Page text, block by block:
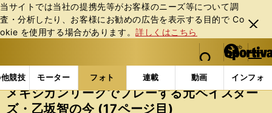
当サイトでは当社の提携先等がお客様のニーズ等について調
査・分析したり、お客様にお勧めの広告を表⽰する⽬的で Co
okie を使⽤する場合があります。詳しくはこちら
閉じ
る
web Sportiva (webスポルティーバ)
検索
マイペ
ー
ジ
メニュ
競技 モーター フォト 連載 動画 インフォ
b
ス
ポ
ル
フォトギャラリー コラムフォト メキシカンリーグ
メキシカンリーグでプレーする元ベイスター
ズ・乙坂智の今 (17ページ目)